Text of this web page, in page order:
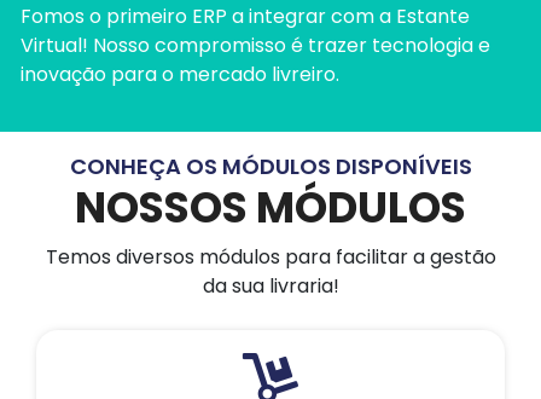
Fomos o primeiro ERP a integrar com a Estante
Virtual! Nosso compromisso é trazer tecnologia e
inovação para o mercado livreiro.
CONHEÇA OS MÓDULOS DISPONÍVEIS
NOSSOS MÓDULOS
Temos diversos módulos para facilitar a gestão
da sua livraria!